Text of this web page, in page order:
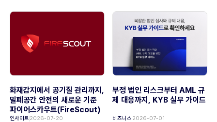
화재감지에서 공기질 관리까지,
밀폐공간 안전의 새로운 기준
파이어스카우트(FireScout)
인사이트 2026-07-20
부정 법인 리스크부터 AML 규
제 대응까지, KYB 실무 가이드
비즈니스 2026-07-01